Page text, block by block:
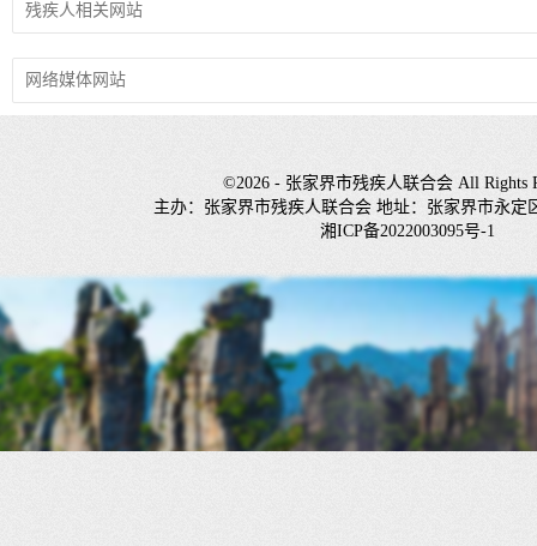
©2026 - 张家界市残疾人联合会 All Rights
主办：张家界市残疾人联合会 地址：张家界市永定
湘ICP备2022003095号-1